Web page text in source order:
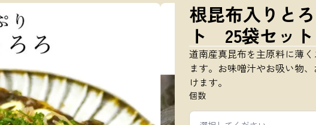
根昆布入りと
ト 25袋セッ
道南産真昆布を主原料に薄
ます。お味噌汁やお吸い物
けます。
個数